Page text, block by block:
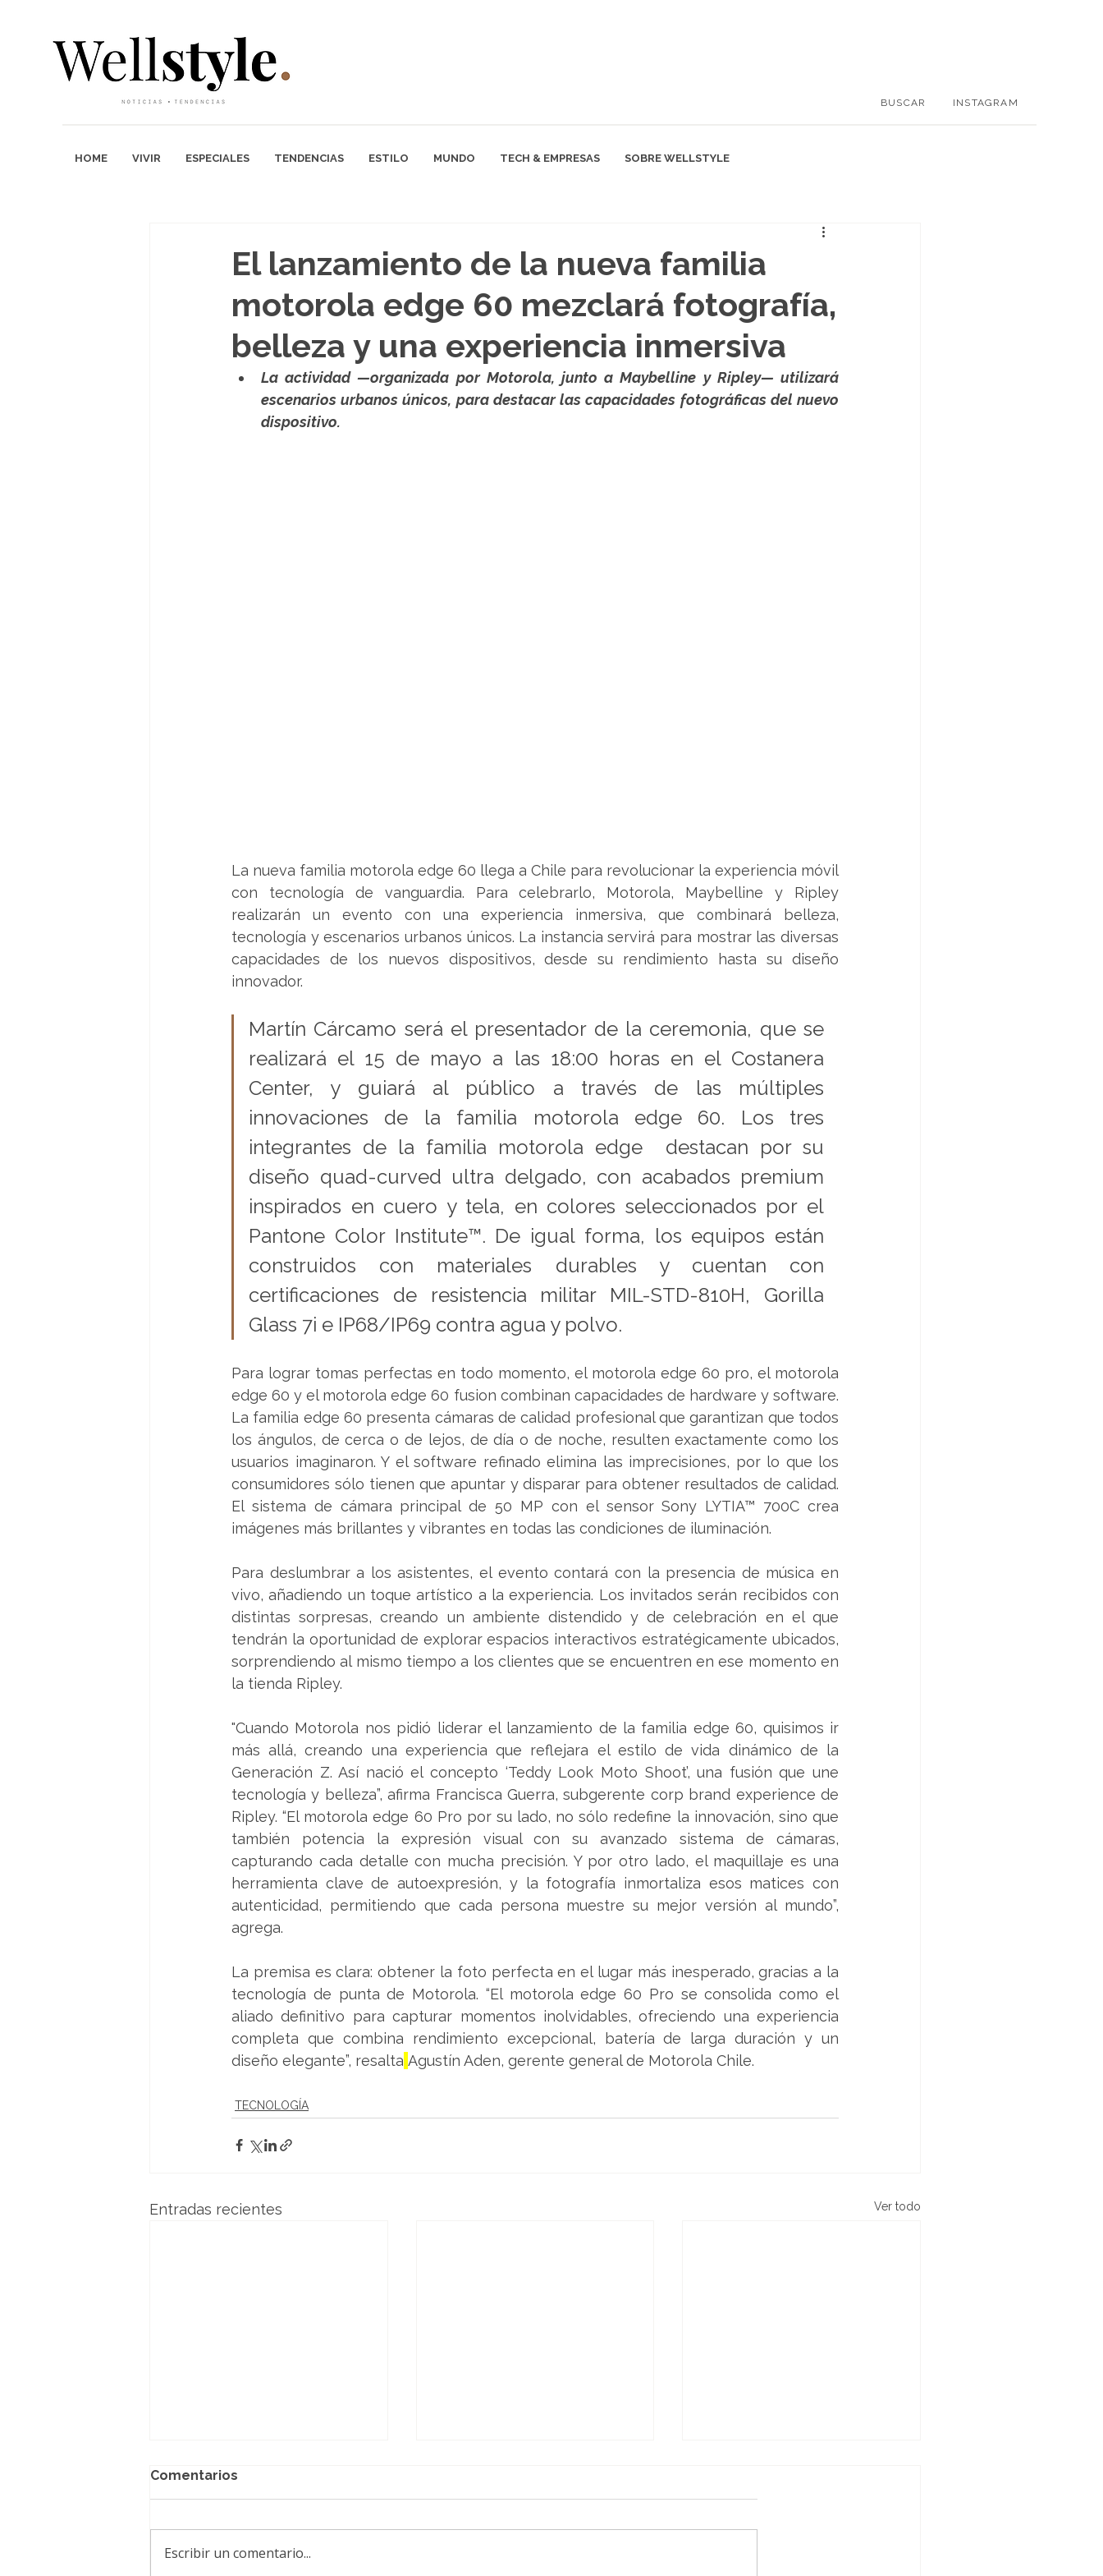
BUSCAR INSTAGRAM
HOME VIVIR ESPECIALES TENDENCIAS ESTILO MUNDO TECH & EMPRESAS SOBRE WELLSTYLE
El lanzamiento de la nueva familia
motorola edge 60 mezclará fotografía,
belleza y una experiencia inmersiva
La actividad —organizada por Motorola, junto a Maybelline y Ripley— utilizará
escenarios urbanos únicos, para destacar las capacidades fotográficas del nuevo
dispositivo.
La nueva familia motorola edge 60 llega a Chile para revolucionar la experiencia móvil
con tecnología de vanguardia. Para celebrarlo, Motorola, Maybelline y Ripley
realizarán un evento con una experiencia inmersiva, que combinará belleza,
tecnología y escenarios urbanos únicos. La instancia servirá para mostrar las diversas
capacidades de los nuevos dispositivos, desde su rendimiento hasta su diseño
innovador.
Martín Cárcamo será el presentador de la ceremonia, que se
realizará el 15 de mayo a las 18:00 horas en el Costanera
Center, y guiará al público a través de las múltiples
innovaciones de la familia motorola edge 60. Los tres
integrantes de la familia motorola edge  destacan por su
diseño quad-curved ultra delgado, con acabados premium
inspirados en cuero y tela, en colores seleccionados por el
Pantone Color Institute™. De igual forma, los equipos están
construidos con materiales durables y cuentan con
certificaciones de resistencia militar MIL-STD-810H, Gorilla
Glass 7i e IP68/IP69 contra agua y polvo.
Para lograr tomas perfectas en todo momento, el motorola edge 60 pro, el motorola
edge 60 y el motorola edge 60 fusion combinan capacidades de hardware y software.
La familia edge 60 presenta cámaras de calidad profesional que garantizan que todos
los ángulos, de cerca o de lejos, de día o de noche, resulten exactamente como los
usuarios imaginaron. Y el software refinado elimina las imprecisiones, por lo que los
consumidores sólo tienen que apuntar y disparar para obtener resultados de calidad.
El sistema de cámara principal de 50 MP con el sensor Sony LYTIA™ 700C crea
imágenes más brillantes y vibrantes en todas las condiciones de iluminación.
Para deslumbrar a los asistentes, el evento contará con la presencia de música en
vivo, añadiendo un toque artístico a la experiencia. Los invitados serán recibidos con
distintas sorpresas, creando un ambiente distendido y de celebración en el que
tendrán la oportunidad de explorar espacios interactivos estratégicamente ubicados,
sorprendiendo al mismo tiempo a los clientes que se encuentren en ese momento en
la tienda Ripley.
"Cuando Motorola nos pidió liderar el lanzamiento de la familia edge 60, quisimos ir
más allá, creando una experiencia que reflejara el estilo de vida dinámico de la
Generación Z. Así nació el concepto ‘Teddy Look Moto Shoot’, una fusión que une
tecnología y belleza”, afirma Francisca Guerra, subgerente corp brand experience de
Ripley. “El motorola edge 60 Pro por su lado, no sólo redefine la innovación, sino que
también potencia la expresión visual con su avanzado sistema de cámaras,
capturando cada detalle con mucha precisión. Y por otro lado, el maquillaje es una
herramienta clave de autoexpresión, y la fotografía inmortaliza esos matices con
autenticidad, permitiendo que cada persona muestre su mejor versión al mundo”,
agrega.
La premisa es clara: obtener la foto perfecta en el lugar más inesperado, gracias a la
tecnología de punta de Motorola. “El motorola edge 60 Pro se consolida como el
aliado definitivo para capturar momentos inolvidables, ofreciendo una experiencia
completa que combina rendimiento excepcional, batería de larga duración y un
diseño elegante”, resalta Agustín Aden, gerente general de Motorola Chile.
TECNOLOGÍA
Entradas recientes Ver todo
Comentarios
Escribir un comentario...